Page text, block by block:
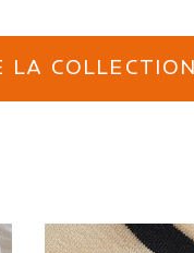
LA COLLECTION